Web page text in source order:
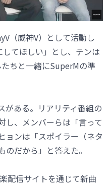
（威神V）として活動し
てほしい」とし、テンは
たちと一緒にSuperMの準
がある。リアリティ番組の
し、メンバーらは「言って
ョンは「スポイラー（ネタ
だから」と答えた。
配信サイトを通じて新曲